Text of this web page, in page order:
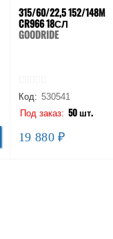
315/60/22,5 152/148M
CR966 18СЛ
GOODRIDE
Код: 530541
Под заказ: 50 шт.
19 880 ₽